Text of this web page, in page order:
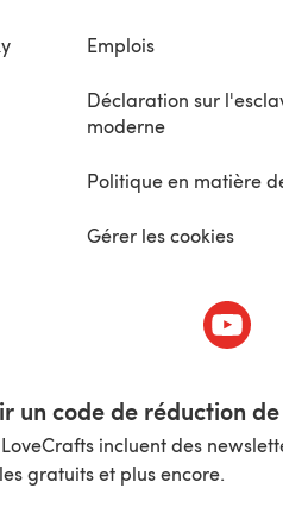
Emplois
Déclaration sur
moderne
Politique en matière
Gérer les cookies
dans un nouvel onglet)
un code de réduction
incluent des
gratuits et plus encore.